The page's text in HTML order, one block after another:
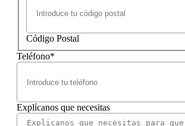
Código Postal
Teléfono*
Explícanos que necesitas